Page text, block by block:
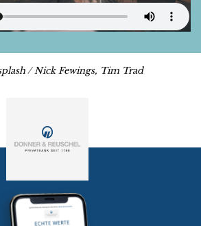
/ Nick Fewings, Tim Trad